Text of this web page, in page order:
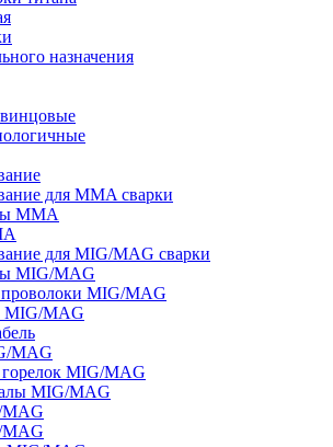
назначения
для MMA сварки
MMA
для MIG/MAG сварки
MIG/MAG
MIG/MAG
MIG/MAG
MAG
горелок MIG/MAG
MIG/MAG
MAG
MAG